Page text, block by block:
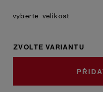
velikost
ZVOLTE VARIANTU